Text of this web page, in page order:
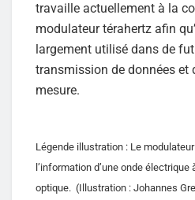
travaille actuellement à la
modulateur térahertz afin
largement utilisé dans de
transmission de données et
mesure.
Légende illustration : Le
l’information d’une onde électrique
optique. (Illustration : Johannes